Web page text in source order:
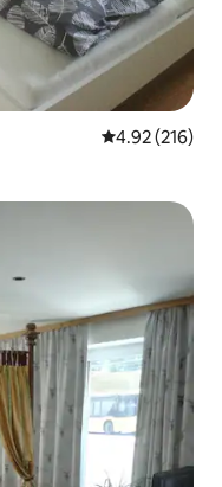
從 216 則評價
4.92 (216)